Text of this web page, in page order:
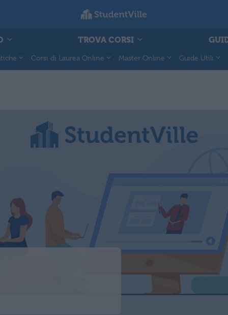
TROVA CORSI
Corsi di Laurea Online Master Online Guide Utili